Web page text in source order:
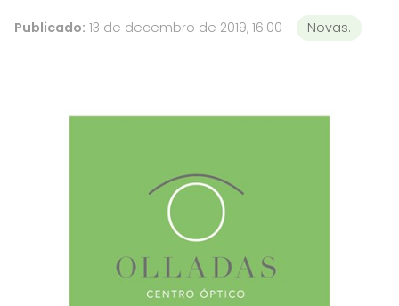
Publicado: 13 de decembro de 2019, 16:00 Novas.